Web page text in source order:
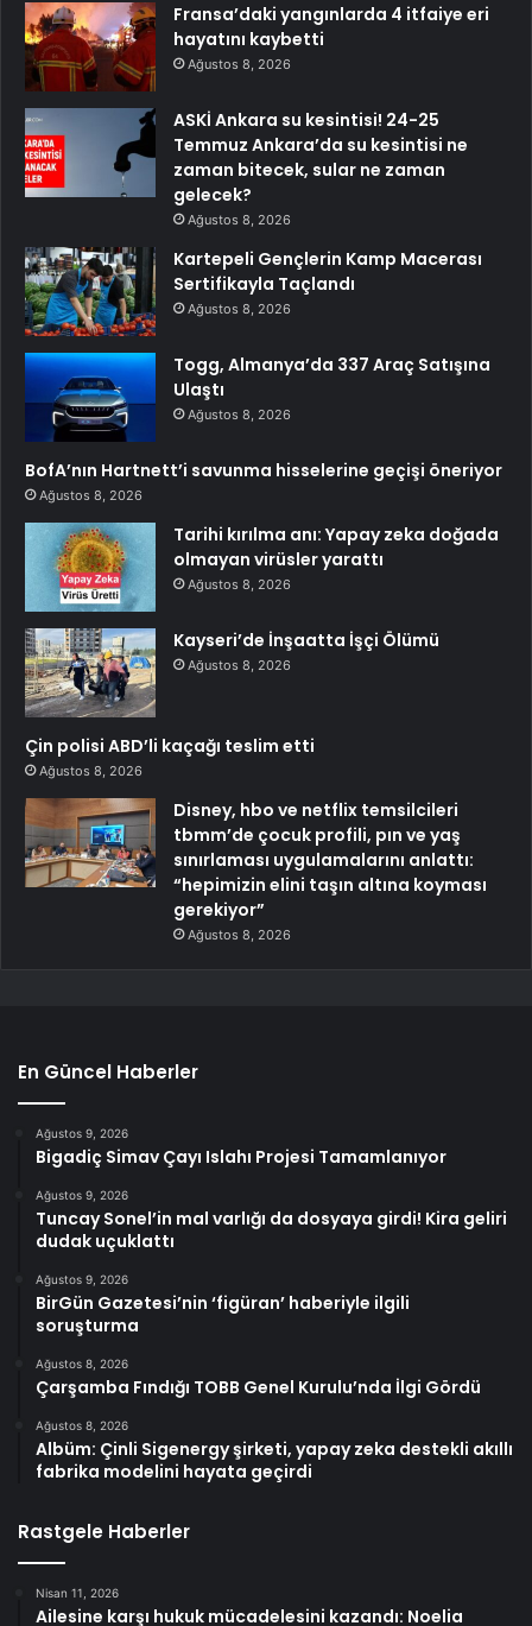
Fransa’daki yangınlarda 4 itfaiye eri
hayatını kaybetti
Ağustos 8, 2026
ASKİ Ankara su kesintisi! 24-25
Temmuz Ankara’da su kesintisi ne
zaman bitecek, sular ne zaman
gelecek?
Ağustos 8, 2026
Kartepeli Gençlerin Kamp Macerası
Sertifikayla Taçlandı
Ağustos 8, 2026
Togg, Almanya’da 337 Araç Satışına
Ulaştı
Ağustos 8, 2026
BofA’nın Hartnett’i savunma hisselerine geçişi öneriyor
Ağustos 8, 2026
Tarihi kırılma anı: Yapay zeka doğada
olmayan virüsler yarattı
Ağustos 8, 2026
Kayseri’de İnşaatta İşçi Ölümü
Ağustos 8, 2026
Çin polisi ABD’li kaçağı teslim etti
Ağustos 8, 2026
Disney, hbo ve netflix temsilcileri
tbmm’de çocuk profili, pın ve yaş
sınırlaması uygulamalarını anlattı:
“hepimizin elini taşın altına koyması
gerekiyor”
Ağustos 8, 2026
En Güncel Haberler
Ağustos 9, 2026
Bigadiç Simav Çayı Islahı Projesi Tamamlanıyor
Ağustos 9, 2026
Tuncay Sonel’in mal varlığı da dosyaya girdi! Kira geliri
dudak uçuklattı
Ağustos 9, 2026
BirGün Gazetesi’nin ‘figüran’ haberiyle ilgili
soruşturma
Ağustos 8, 2026
Çarşamba Fındığı TOBB Genel Kurulu’nda İlgi Gördü
Ağustos 8, 2026
Albüm: Çinli Sigenergy şirketi, yapay zeka destekli akıllı
fabrika modelini hayata geçirdi
Rastgele Haberler
Nisan 11, 2026
Ailesine karşı hukuk mücadelesini kazandı: Noelia